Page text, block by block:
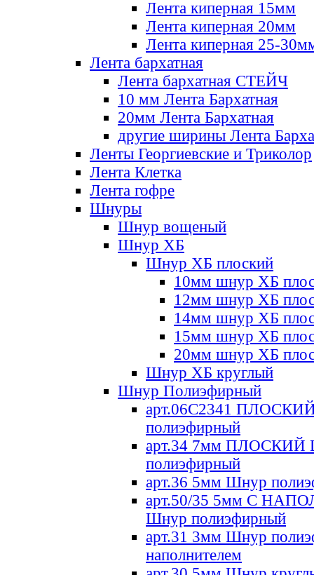
Лента киперная 15мм
Лента киперная 20мм
Лента киперная 25-
Лента бархатная
Лента бархатная СТЕЙЧ
10 мм Лента Бархатная
20мм Лента Бархатная
другие ширины Лента
Ленты Георгиевские и Триколор
Лента Клетка
Лента гофре
Шнуры
Шнур вощеный
Шнур ХБ
Шнур ХБ плоский
10мм шнур ХБ
12мм шнур ХБ
14мм шнур ХБ
15мм шнур ХБ
20мм шнур ХБ
Шнур ХБ круглый
Шнур Полиэфирный
арт.06С2341
полиэфирный
арт.34 7мм ПЛОСКИЙ
полиэфирный
арт.36 5мм Шнур
арт.50/35 5мм С
Шнур полиэфирный
арт.31 3мм Шнур
наполнителем